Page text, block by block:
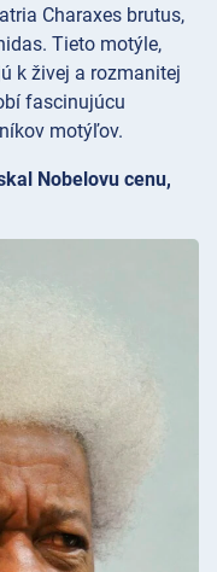
Charaxes brutus,
Tieto motýle,
k živej a rozmanitej
fascinujúcu
motýľov.
Nobelovu cenu,